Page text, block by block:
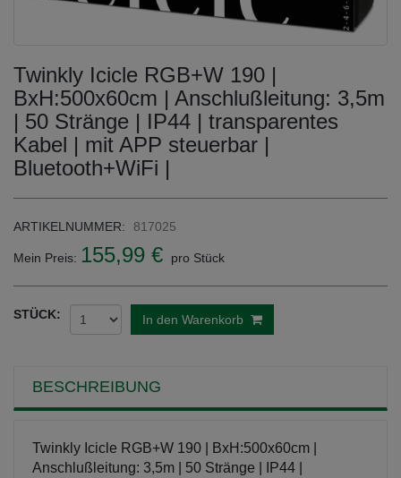
Twinkly Icicle RGB+W 190 |
BxH:500x60cm | Anschlußleitung: 3,5m
| 50 Stränge | IP44 | transparentes
Kabel | mit APP steuerbar |
Bluetooth+WiFi |
ARTIKELNUMMER: 817025
Mein Preis: 155,99 € pro Stück
STÜCK: In den Warenkorb
BESCHREIBUNG
Twinkly Icicle RGB+W 190 | BxH:500x60cm |
Anschlußleitung: 3,5m | 50 Stränge | IP44 |